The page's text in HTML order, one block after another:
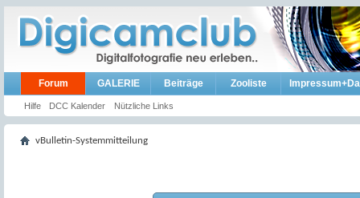
Forum
Hilfe DCC Kalender Nützliche Links
GALERIE Beiträge Zooliste
vBulletin-Systemmitteilung